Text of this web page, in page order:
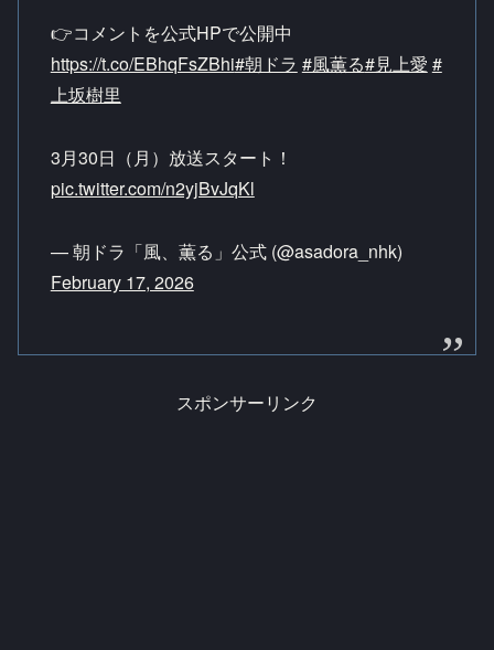
👉コメントを公式HPで公開中
https://t.co/EBhqFsZBhi#朝ドラ #風薫る#見上愛 #
上坂樹里
3月30日（月）放送スタート！
pic.twitter.com/n2yjBvJqKl
— 朝ドラ「風、薫る」公式 (@asadora_nhk)
February 17, 2026
スポンサーリンク